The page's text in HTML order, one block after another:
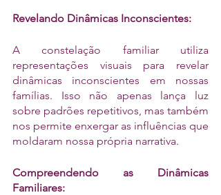
Revelando Dinâmicas Inconscientes:
A constelação familiar utiliza
representações visuais para revelar
dinâmicas inconscientes em nossas
famílias. Isso não apenas lança luz
sobre padrões repetitivos, mas também
nos permite enxergar as influências que
moldaram nossa própria narrativa.
Compreendendo as Dinâmicas
Familiares: